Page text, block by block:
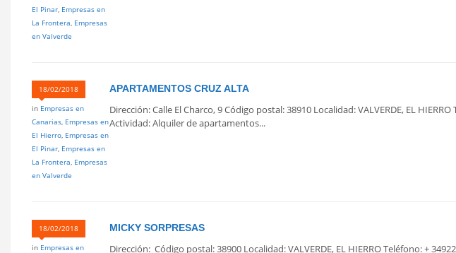
El Pinar, Empresas en
La Frontera, Empresas
en Valverde
18/02/2018
in Empresas en
Canarias, Empresas en
El Hierro, Empresas en
El Pinar, Empresas en
La Frontera, Empresas
en Valverde
APARTAMENTOS CRUZ ALTA
Dirección: Calle El Charco, 9 Código postal: 38910 Localidad: VALVERDE, EL
Actividad: Alquiler de apartamentos...
18/02/2018
in Empresas en
MICKY SORPRESAS
Dirección: Código postal: 38900 Localidad: VALVERDE, EL HIERRO Teléfono: +